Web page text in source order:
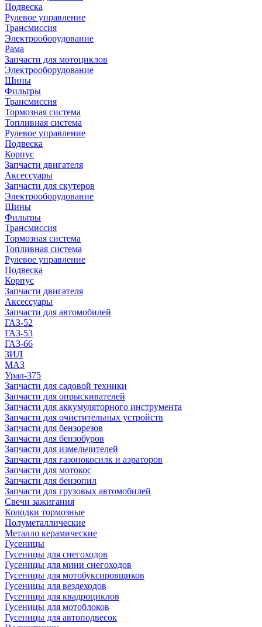
Подвеска
Рулевое управление
Трансмиссия
Электрооборудование
Рама
Запчасти для мотоциклов
Электрооборудование
Шины
Фильтры
Трансмиссия
Тормозная система
Топливная система
Рулевое управление
Подвеска
Корпус
Запчасти двигателя
Аксессуары
Запчасти для скутеров
Электрооборудование
Шины
Фильтры
Трансмиссия
Тормозная система
Топливная система
Рулевое управление
Подвеска
Корпус
Запчасти двигателя
Аксессуары
Запчасти для автомобилей
ГАЗ-52
ГАЗ-53
ГАЗ-66
ЗИЛ
МАЗ
Урал-375
Запчасти для садовой техники
Запчасти для опрыскивателей
Запчасти для аккумуляторного инструмента
Запчасти для очистительных устройств
Запчасти для бензорезов
Запчасти для бензобуров
Запчасти для измельчителей
Запчасти для газонокосилк и аэраторов
Запчасти для мотокос
Запчасти для бензопил
Запчасти для грузовых автомобилей
Свечи зажигания
Колодки тормозные
Полуметаллические
Металло керамические
Гусеницы
Гусеницы для снегоходов
Гусеницы для мини снегоходов
Гусеницы для мотобуксировщиков
Гусеницы для вездеходов
Гусеницы для квадроциклов
Гусеницы для мотоблоков
Гусеницы для автоподвесок